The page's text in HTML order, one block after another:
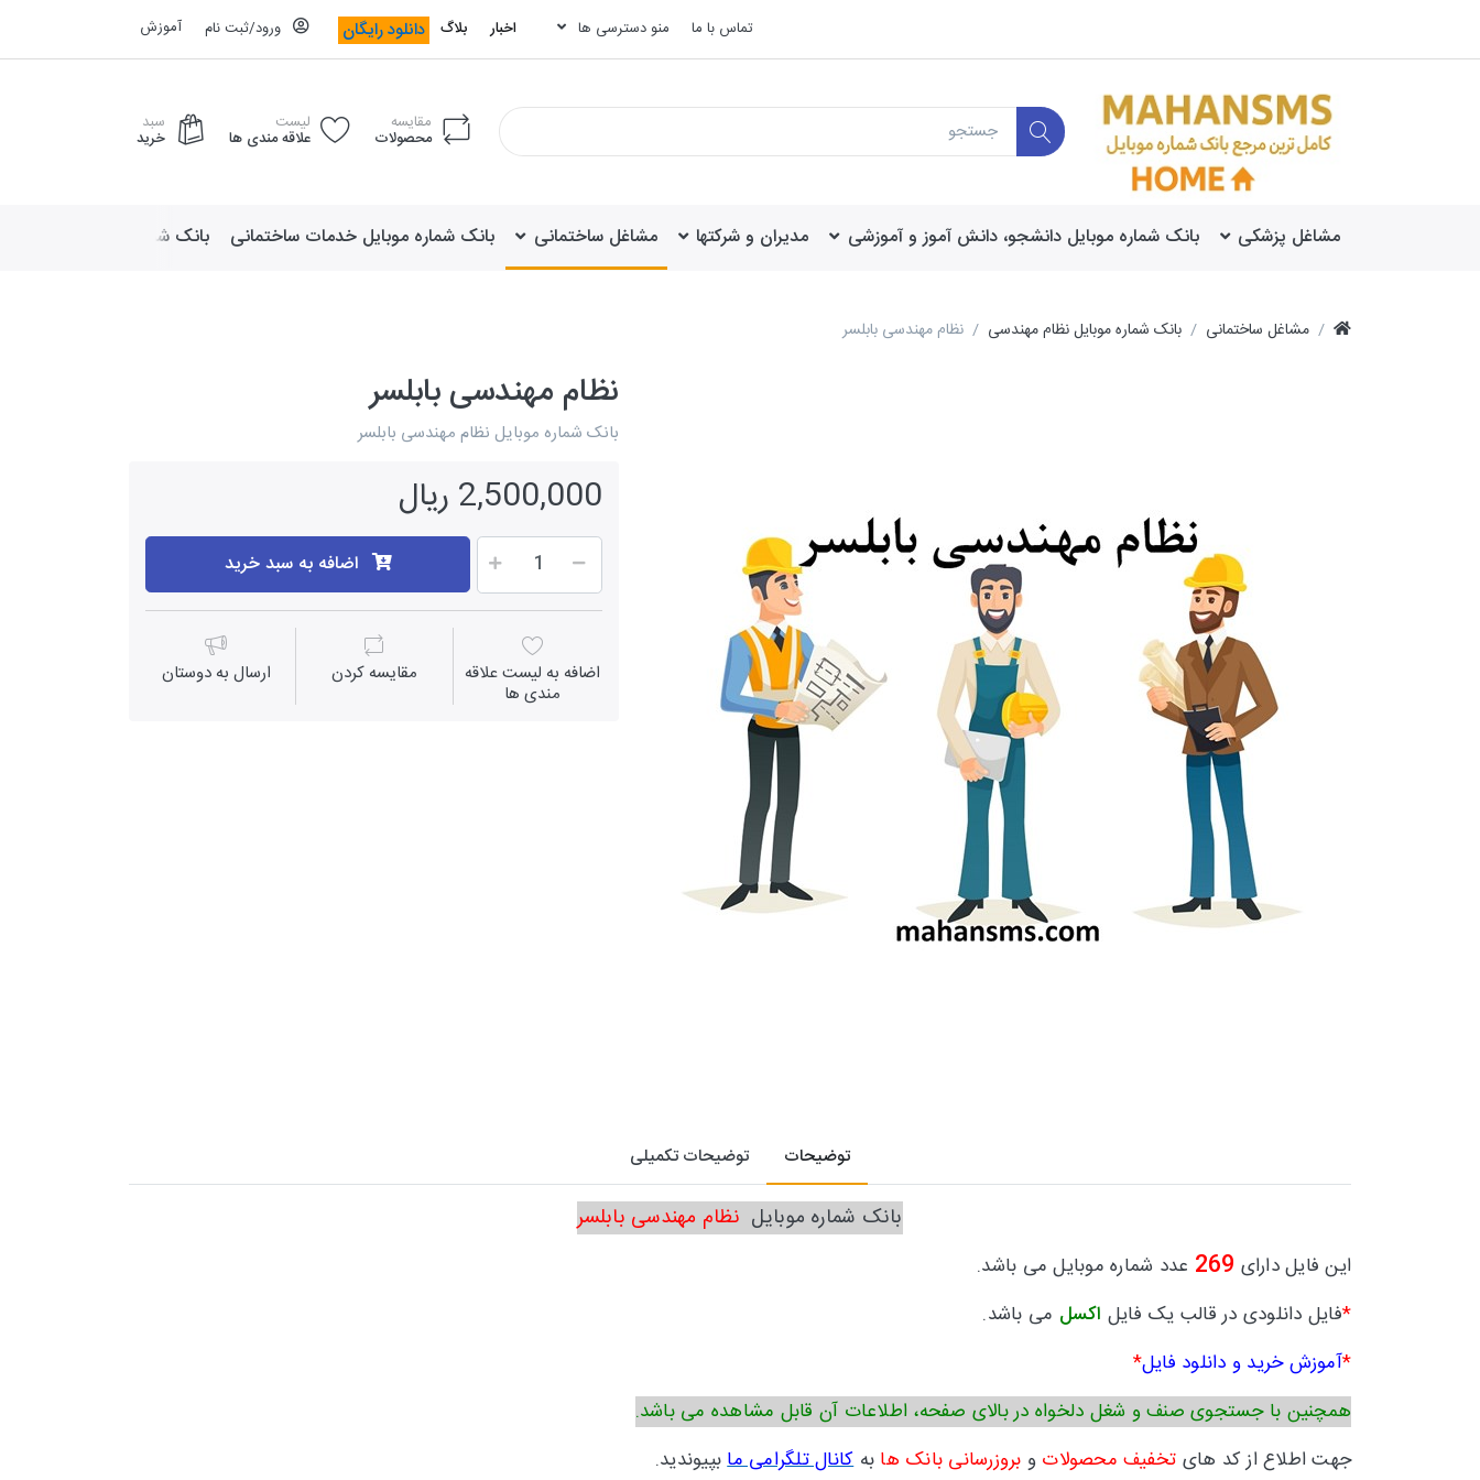
تماس با ما منو دسترسی ها اخبار بلاگ دانلود رایگان ورود/ثبت نام آموزش
مقایسه
محصولات
لیست
علاقه مندی ها
سبد
خرید
مشاغل پزشکی بانک شماره موبایل دانشجو، دانش آموز و آموزشی مدیران و شرکتها مشاغل ساختمانی بانک شماره موبایل خدمات ساختمانی بانک شماره موبایل لوازم
مشاغل ساختمانی بانک شماره موبایل نظام مهندسی نظام مهندسی بابلسر
نظام مهندسی بابلسر
بانک شماره موبایل نظام مهندسی بابلسر
2,500,000 ریال
اضافه به سبد خرید
اضافه به لیست علاقه
مندی ها
مقايسه كردن ارسال به دوستان
توضیحات توضیحات تکمیلی
بانک شماره موبایل نظام مهندسی بابلسر
این فایل دارای 269 عدد شماره موبایل می باشد.
*فایل دانلودی در قالب یک فایل اکسل می باشد.
*آموزش خرید و دانلود فایل*
همچنین با جستجوی صنف و شغل دلخواه در بالای صفحه، اطلاعات آن قابل مشاهده می باشد.
جهت اطلاع از کد های تخفیف محصولات و بروزرسانی بانک ها بهکانال تلگرامی مابپیوندید.